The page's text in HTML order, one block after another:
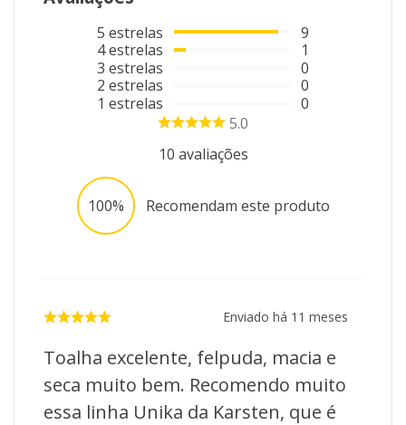
5 estrelas
4estrelas
3 estrelas
2 estrelas
1 estrelas
9
1
0
0
0
5.0
10 avaliações
100% Recomendam este produto
Enviado há 11 meses
Toalha excelente, felpuda, macia e
seca muito bem. Recomendo muito
essa linha Unika da Karsten, que é